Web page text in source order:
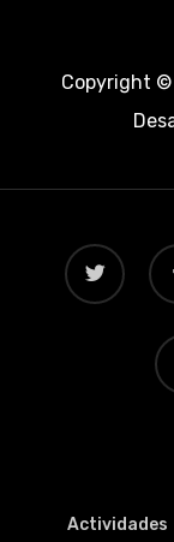
Copyright ©
twitter
Actividades